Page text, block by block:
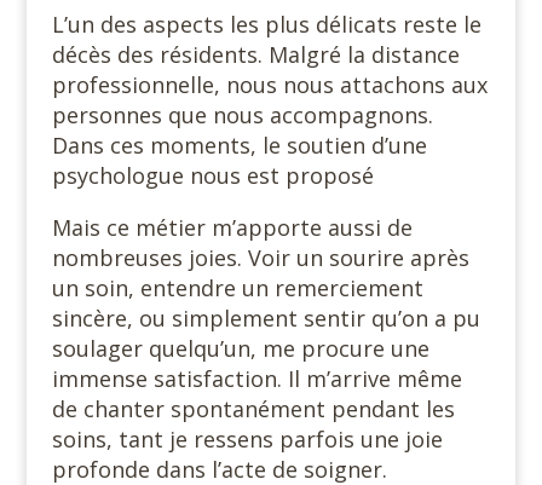
L’un des aspects les plus délicats reste le
décès des résidents. Malgré la distance
professionnelle, nous nous attachons aux
personnes que nous accompagnons.
Dans ces moments, le soutien d’une
psychologue nous est proposé
Mais ce métier m’apporte aussi de
nombreuses joies. Voir un sourire après
un soin, entendre un remerciement
sincère, ou simplement sentir qu’on a pu
soulager quelqu’un, me procure une
immense satisfaction. Il m’arrive même
de chanter spontanément pendant les
soins, tant je ressens parfois une joie
profonde dans l’acte de soigner.